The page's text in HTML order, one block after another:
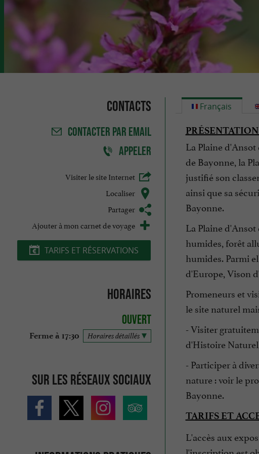
Contacts
CONTACTER PAR EMAIL
APPELER
Visiter le site Internet
Localiser
Partager
Ajouter à mon carnet de voyage
TARIFS ET RÉSERVATIONS
Horaires
Ouvert
Ferme à 17:30 Horaires détaillés
Sur les réseaux sociaux
Français
La Plaine
de Bayonne, la
justifié son
ainsi que sa
Bayonne.
La Plaine
humides, forêt
humides. Parmi
d'Europe, Vison
Promeneurs et
le site naturel
- Visiter
d'Histoire
- Participer à
nature : voir le
Bayonne.
TARIFS ET
L'accès aux